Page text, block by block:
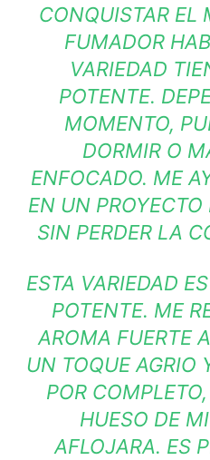
CONQUISTAR EL
FUMADOR
VARIEDAD
POTENTE.
MOMENTO,
DORMIR O
ENFOCADO. ME
EN UN
SIN PERDER LA
ESTA VARIEDAD
POTENTE. ME
AROMA FUERTE
UN TOQUE AGRIO
POR
HUESO DE
AFLOJARA. ES